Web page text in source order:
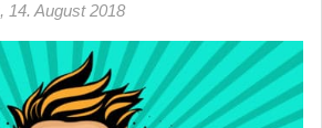
, 14. August 2018